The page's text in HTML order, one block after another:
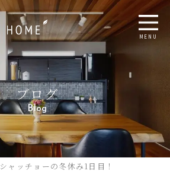
MENU
ブログ
Blog
シャッチョーの冬休み1日目！